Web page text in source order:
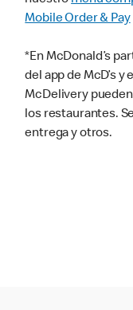
Mobile Order & Pay
*En McDonald’s
del app de McD’s
McDelivery
los restaurantes.
entrega y otros.